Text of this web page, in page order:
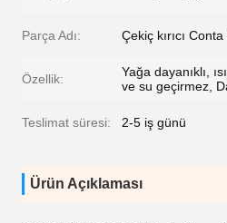
Parça Adı: Çekiç kırıcı
Özellik:
Yağa dayanıklı,
ve su geçirmez,
Teslimat süresi: 2-5 iş günü
Ürün Açıklaması